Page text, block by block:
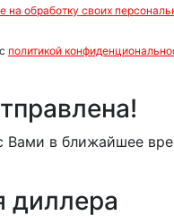
на обработку своих
политикой
Вами в ближайшее
диллера